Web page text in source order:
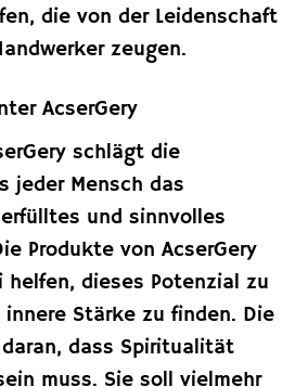
die von der Leidenschaft
zeugen.
AcserGery
schlägt die
jeder Mensch das
und sinnvolles
Produkte von AcserGery
dieses Potenzial zu
Stärke zu finden. Die
dass Spiritualität
muss. Sie soll vielmehr